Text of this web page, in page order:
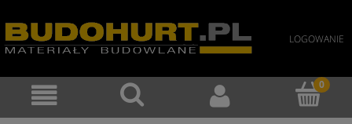
LOGOWANIE